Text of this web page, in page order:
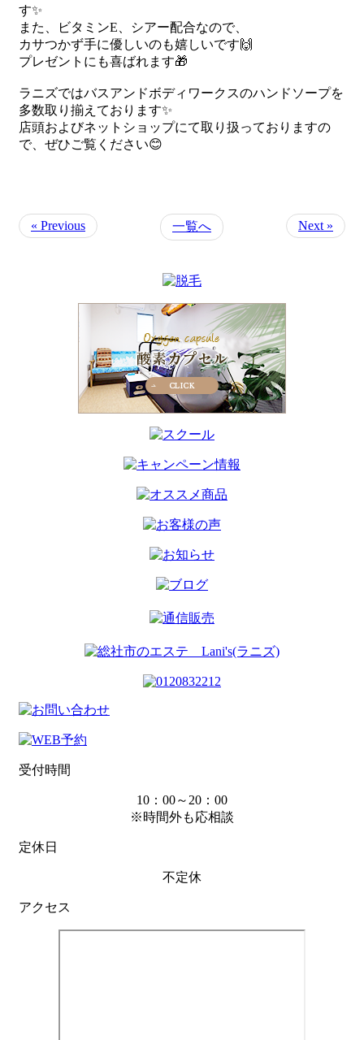
す✨
また、ビタミンE、シアー配合なので、
カサつかず手に優しいのも嬉しいです🙌
プレゼントにも喜ばれます🎁
ラニズではバスアンドボディワークスのハンドソープを
多数取り揃えております✨
店頭およびネットショップにて取り扱っておりますの
で、ぜひご覧ください😊
« Previous 一覧へ Next »
受付時間
10：00～20：00
※時間外も応相談
定休日
不定休
アクセス